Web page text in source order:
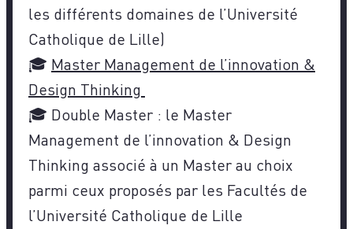
les différents domaines de l’Université
Catholique de Lille)
🎓 Master Management de l’innovation &
Design Thinking
🎓 Double Master : le Master
Management de l’innovation & Design
Thinking associé à un Master au choix
parmi ceux proposés par les Facultés de
l’Université Catholique de Lille